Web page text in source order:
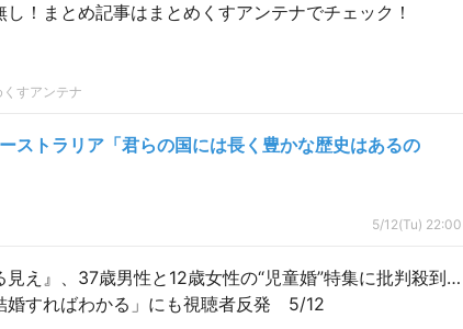
し！まとめ記事はまとめくすアンテナでチェック！
くすアンテナ
ーストラリア「君らの国には長く豊かな歴史はあるの
5/12(Tu) 22:00
見え』、37歳男性と12歳女性の“児童婚”特集に批判殺到…
婚すればわかる」にも視聴者反発 5/12